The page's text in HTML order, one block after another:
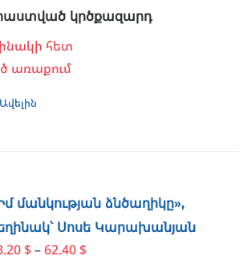
through
60.00 $
կրծքազարդ
հետ
առաքում
Ավելին
մանկության ձնծաղիկը»,
Սոսե Կարախանյան
$ – 62.40 $Price